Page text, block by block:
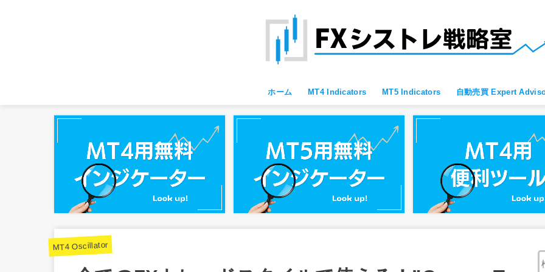
ホーム MT4 Indicators
MT4 すべて
MT4 便利ツール
MT4 Oscillator
MT4 Moving Average
MT4 Fibonacci
MT4 Bollinger Bands
MT4 レジサポ・トレンドライン
MT4 ブレイクアウト向け
MT4 スキャルピング向け
MT4 通貨強弱
MT4 プライスアクション向け
MT5 Indicators 自動売買 Expert
MT4 Oscillator